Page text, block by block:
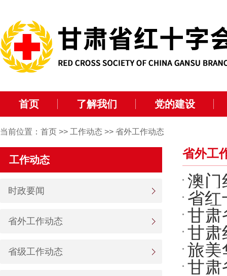
首页 了解我们 党的建设
当前位置： 首页 >> 工作动态 >> 省外工作动态
工作动态
时政要闻
省外工作动态
省级工作动态
省外工
澳门
币
省红
(图)
甘肃
甘肃
旅美
甘肃